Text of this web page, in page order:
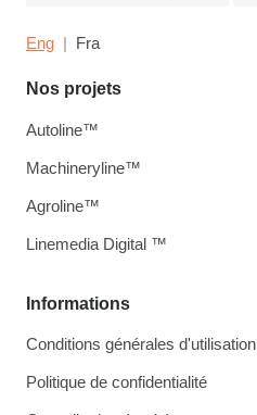
Eng Fra
Informations
Conditions générales d'utilisation
Politique de confidentialité
Nos projets
Autoline™
Machineryline™
Agroline™
Linemedia Digital ™